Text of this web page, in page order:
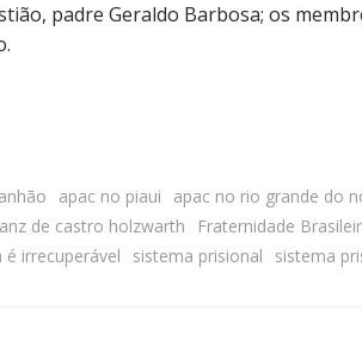
padre Geraldo Barbosa; os
apac no piaui apac no rio grande do
de castro holzwarth Fraternidade
é irrecuperável sistema prisional sistema